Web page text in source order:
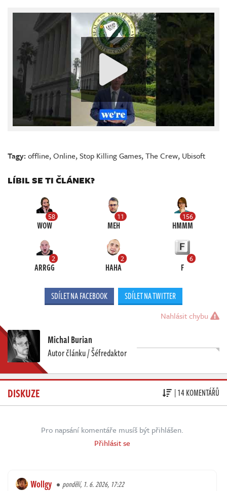
Tagy:offline,Online,Stop Killing Games,The Crew, Ubisoft
LÍBIL SE TI ČLÁNEK?
58
WOW
11
MEH
156
HMMM
2
ARRGG
2
HAHA
6
F
SDÍLET NA FACEBOOK SDÍLET NA TWITTER
Nahlásit chybu
Michal Burian
Autor článku / Šéfredaktor
DISKUZE | 14 KOMENTÁŘŮ
Pro napsání komentáře musíš být přihlášen.
Přihlásit se
Wollgy pondělí, 1. 6. 2026, 17:22